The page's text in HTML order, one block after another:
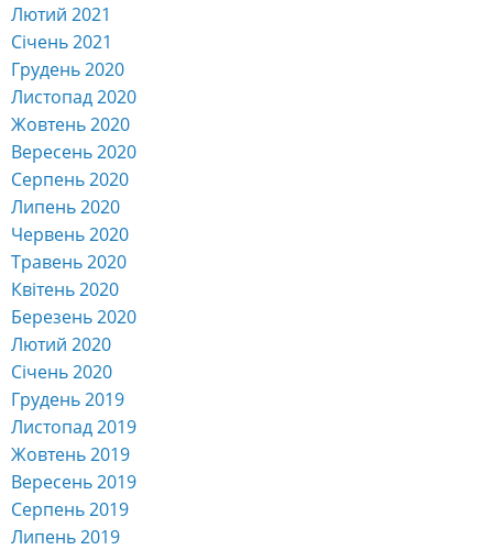
Лютий 2021
Січень 2021
Грудень 2020
Листопад 2020
Жовтень 2020
Вересень 2020
Серпень 2020
Липень 2020
Червень 2020
Травень 2020
Квітень 2020
Березень 2020
Лютий 2020
Січень 2020
Грудень 2019
Листопад 2019
Жовтень 2019
Вересень 2019
Серпень 2019
Липень 2019